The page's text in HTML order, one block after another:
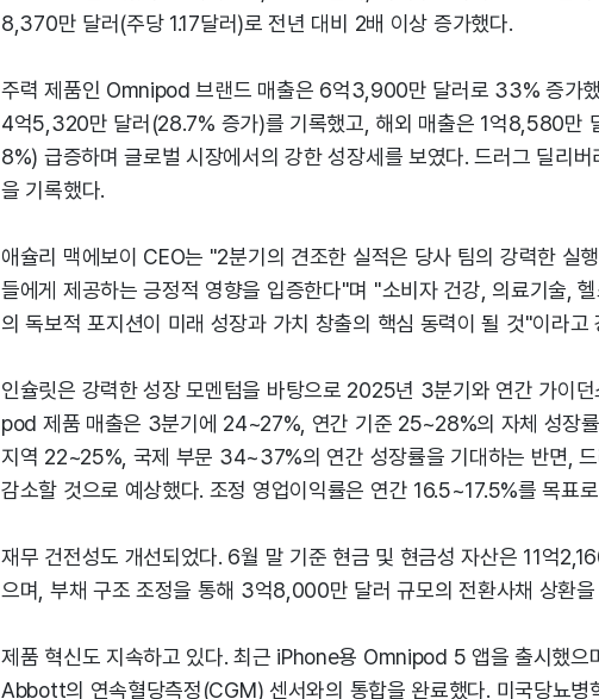
8,370만 달러(주당 1.17달러)로 전년 대비 2배 이상 증가했다.
주력 제품인 Omnipod 브랜드 매출은 6억3,900만 달러로 33% 증가했
4억5,320만 달러(28.7% 증가)를 기록했고, 해외 매출은 1억8,580만
8%) 급증하며 글로벌 시장에서의 강한 성장세를 보였다. 드러그 딜리
을 기록했다.
애슐리 맥에보이 CEO는 "2분기의 견조한 실적은 당사 팀의 강력한 실
들에게 제공하는 긍정적 영향을 입증한다"며 "소비자 건강, 의료기술,
의 독보적 포지션이 미래 성장과 가치 창출의 핵심 동력이 될 것"이라고
인슐릿은 강력한 성장 모멘텀을 바탕으로 2025년 3분기와 연간 가이
pod 제품 매출은 3분기에 24~27%, 연간 기준 25~28%의 자체 성장
지역 22~25%, 국제 부문 34~37%의 연간 성장률을 기대하는 반면,
감소할 것으로 예상했다. 조정 영업이익률은 연간 16.5~17.5%를 목표
재무 건전성도 개선되었다. 6월 말 기준 현금 및 현금성 자산은 11억
으며, 부채 구조 조정을 통해 3억8,000만 달러 규모의 전환사채 상환을
제품 혁신도 지속하고 있다. 최근 iPhone용 Omnipod 5 앱을 출시했
Abbott의 연속혈당측정(CGM) 센서와의 통합을 완료했다. 미국당뇨